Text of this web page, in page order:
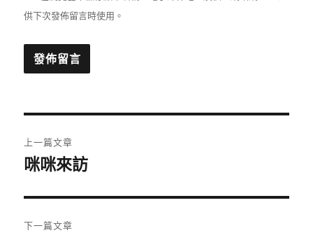
供下次發佈留言時使用。
章
覽
上一篇文章
上
篇
文
咪咪來訪
下一篇文章